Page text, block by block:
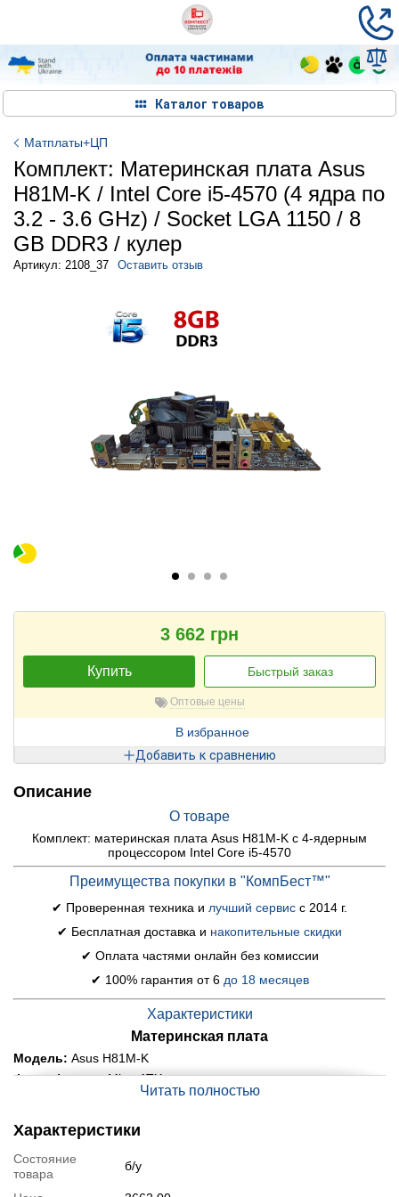
Каталог товаров
Матплаты+ЦП
Комплект: Материнская плата Asus
H81M-K / Intel Core i5-4570 (4 ядра по
3.2 - 3.6 GHz) / Socket LGA 1150 / 8
GB DDR3 / кулер
Артикул: 2108_37 Оставить отзыв
3 662 грн
Купить Быстрый заказ
Оптовые цены
В избранное
Добавить к сравнению
Описание
О товаре
Комплект: материнская плата Asus H81M-K с 4-ядерным
процессором Intel Core i5-4570
Преимущества покупки в "КомпБест™"
✔ Проверенная техника и лучший сервис с 2014 г.
✔ Бесплатная доставка и накопительные скидки
✔ Оплата частями онлайн без комиссии
✔ 100% гарантия от 6 до 18 месяцев
Характеристики
Материнская плата
Модель: Asus H81M-K
Форм-фактор:MicroATX
Количество слотов памяти:
Чипсет:Intel H81
Сеть:Realtek 8111G
Читать полностью
Характеристики
Состояние
товара
б/у